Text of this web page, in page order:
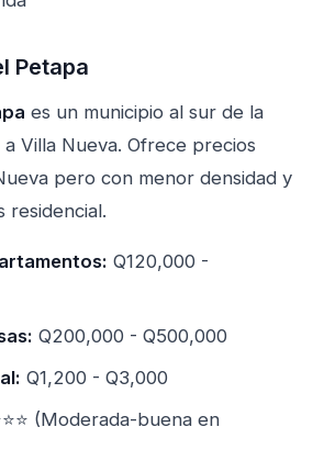
Petapa
es un municipio al sur de la
Villa Nueva. Ofrece precios
pero con menor densidad y
residencial.
Q120,000 -
Q200,000 - Q500,000
Q1,200 - Q3,000
(Moderada-buena en